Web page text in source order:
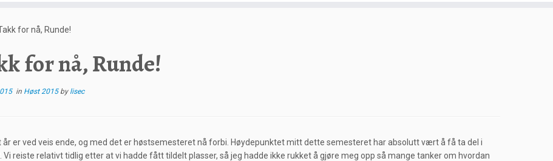
for nå, Runde!
for nå, Runde!
in Høst 2015 by lisec
år er ved veis ende, og med det er høstsemesteret nå forbi. Høydepunktet mitt dette semesteret har absolutt vært å få ta del i
Vi reiste relativt tidlig etter at vi hadde fått tildelt plasser, så jeg hadde ikke rukket å gjøre meg opp så mange tanker om hvordan